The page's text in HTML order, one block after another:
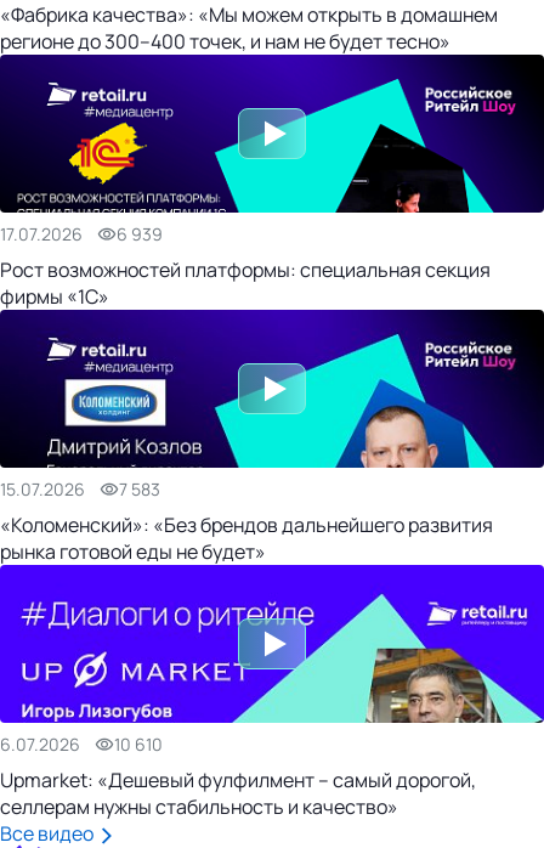
«Фабрика качества»: «Мы можем открыть в домашнем
регионе до 300–400 точек, и нам не будет тесно»
17.07.2026 6 939
Рост возможностей платформы: специальная секция
фирмы «1С»
15.07.2026 7 583
«Коломенский»: «Без брендов дальнейшего развития
рынка готовой еды не будет»
6.07.2026 10 610
Upmarket: «Дешевый фулфилмент – самый дорогой,
селлерам нужны стабильность и качество»
Все видео